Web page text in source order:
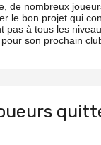
de nombreux
le bon projet qui
pas à tous les
son prochain